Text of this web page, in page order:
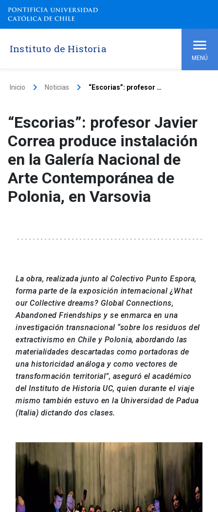
Instituto de Historia
MENÚ
Inicio keyboard_arrow_right Noticias keyboard_arrow_right “Escorias”: profesor Javier Correa produce instalación en la Galería Nacional de Arte Contemporánea de Polonia, en Varsovia
“Escorias”: profesor Javier
Correa produce instalación
en la Galería Nacional de
Arte Contemporánea de
Polonia, en Varsovia
La obra, realizada junto al Colectivo Punto Espora,
forma parte de la exposición internacional ¿What
our Collective dreams? Global Connections,
Abandoned Friendships y se enmarca en una
investigación transnacional “sobre los residuos del
extractivismo en Chile y Polonia, abordando las
materialidades descartadas como portadoras de
una historicidad análoga y como vectores de
transformación territorial”, aseguró el académico
del Instituto de Historia UC, quien durante el viaje
mismo también estuvo en la Universidad de Padua
(Italia) dictando dos clases.